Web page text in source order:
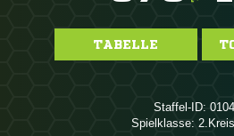
TABELLE
Staffel-ID:
Spielklasse: